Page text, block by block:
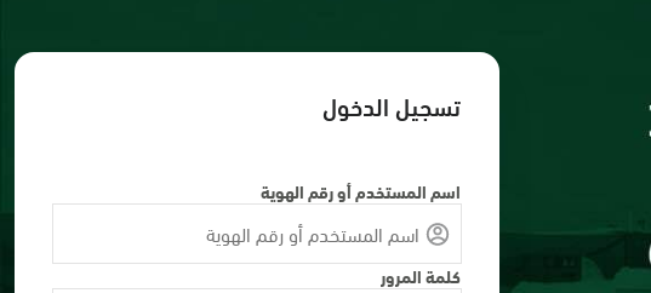
تسجيل الدخول
اسم المستخدم أو رقم الهوية
كلمة المرور